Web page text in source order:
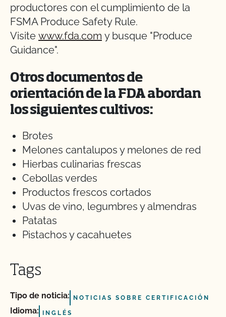
productores con el cumplimiento de la
FSMA Produce Safety Rule.
Visite www.fda.com y busque "Produce
Guidance".
Otros documentos de
orientación de la FDA abordan
los siguientes cultivos:
Brotes
Melones cantalupos y melones de red
Hierbas culinarias frescas
Cebollas verdes
Productos frescos cortados
Uvas de vino, legumbres y almendras
Patatas
Pistachos y cacahuetes
Tags
Tipo de noticia: NOTICIAS SOBRE CERTIFICACIÓN
Idioma: INGLÉS